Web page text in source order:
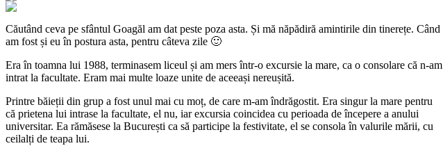
Căutând ceva pe sfântul Goagăl am dat peste poza asta. Și mă năpădiră amintirile din tinerețe. Când
am fost și eu în postura asta, pentru câteva zile 🙂
Era în toamna lui 1988, terminasem liceul și am mers într-o excursie la mare, ca o consolare că n-am
intrat la facultate. Eram mai multe loaze unite de aceeași nereușită.
Printre băieții din grup a fost unul mai cu moț, de care m-am îndrăgostit. Era singur la mare pentru
că prietena lui intrase la facultate, el nu, iar excursia coincidea cu perioada de începere a anului
universitar. Ea rămăsese la București ca să participe la festivitate, el se consola în valurile mării, cu
ceilalți de teapa lui.